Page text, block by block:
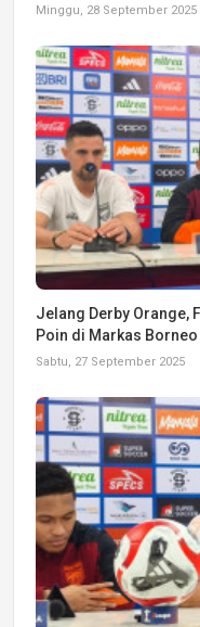
Minggu, 28 September 2025
Jelang Derby Orange,
Poin di Markas
Sabtu, 27 September 2025